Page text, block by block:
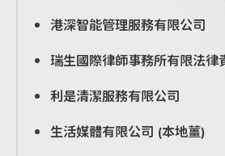
港深智能管理服務有限公司
瑞生國際律師事務所有限法律
利是清潔服務有限公司
生活媒體有限公司 (本地薑)